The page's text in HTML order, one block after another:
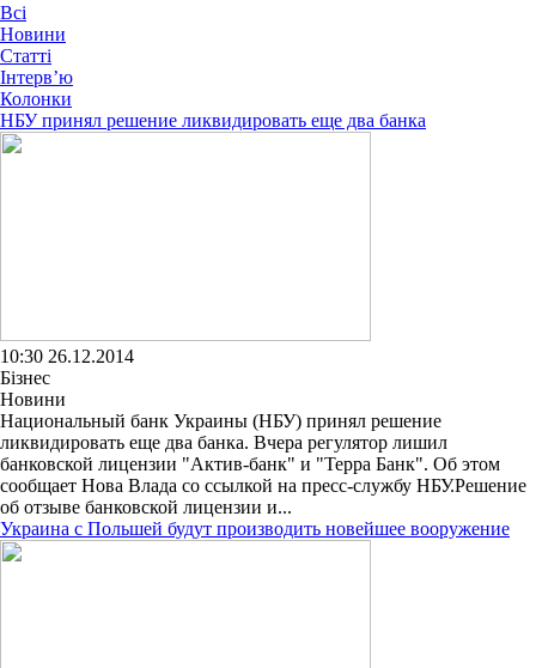
Всі
Новини
Статті
Інтерв’ю
Колонки
НБУ принял решение ликвидировать еще два банка
10:30 26.12.2014
Бізнес
Новини
Национальный банк Украины (НБУ) принял решение
ликвидировать еще два банка. Вчера регулятор лишил
банковской лицензии "Актив-банк" и "Терра Банк". Об этом
сообщает Нова Влада со ссылкой на пресс-службу НБУ.Решение
об отзыве банковской лицензии и...
Украина с Польшей будут производить новейшее вооружение